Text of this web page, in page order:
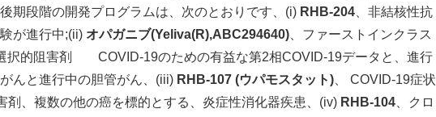
期段階の開発プログラムは、次のとおりです、(i) RHB-204、非結核性抗
が進行中;(ii) オパガニブ(Yeliva(R),ABC294640)、ファーストインクラス
択的阻害剤 COVID-19のための有益な第2相COVID-19データと、進行
んと進行中の胆管がん、(iii) RHB-107 (ウパモスタット)、 COVID-19症状
剤、複数の他の癌を標的とする、炎症性消化器疾患、(iv) RHB-104、クロ